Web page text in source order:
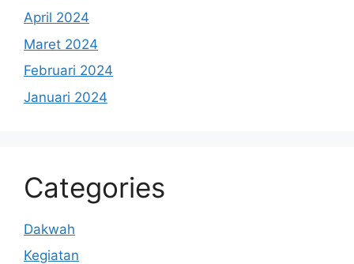
April 2024
Maret 2024
Februari 2024
Januari 2024
Categories
Dakwah
Kegiatan